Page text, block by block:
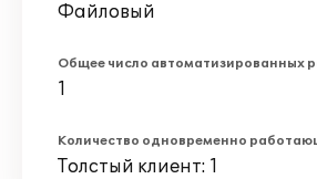
Файловый
Общее число автоматизированных
1
Количество одновременно
Толстый клиент: 1